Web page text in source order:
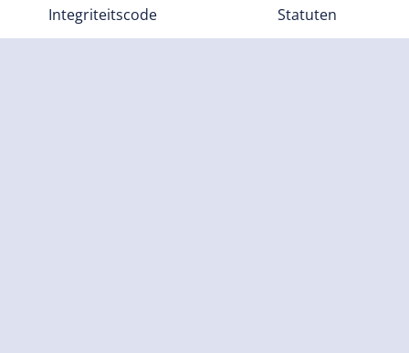
Integriteitscode
Statuten